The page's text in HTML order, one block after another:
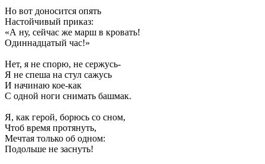
Но вот доносится опять
Настойчивый приказ:
«А ну, сейчас же марш в кровать!
Одиннадцатый час!»
Нет, я не спорю, не сержусь-
Я не спеша на стул сажусь
И начинаю кое-как
С одной ноги снимать башмак.
Я, как герой, борюсь со сном,
Чтоб время протянуть,
Мечтая только об одном:
Подольше не заснуть!